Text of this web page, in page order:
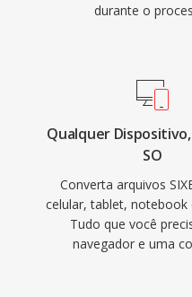
durante o
Qualquer
SO
Converta arquivos
celular, tablet, notebook
Tudo que você
navegador e uma